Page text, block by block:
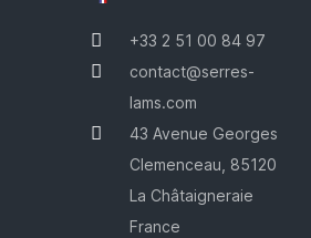
+33 2 51 00 84 97
contact@serres-
lams.com
43 Avenue Georges
Clemenceau, 85120
La Châtaigneraie
France